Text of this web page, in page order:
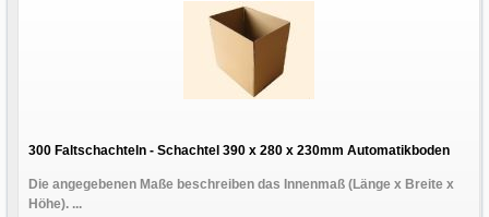
300 Faltschachteln - Schachtel 390 x 280 x 230mm Automatikboden
Die angegebenen Maße beschreiben das Innenmaß (Länge x Breite x
Höhe). ...